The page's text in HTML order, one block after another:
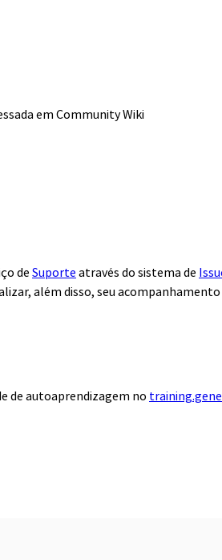
em Community Wiki
deSuporte através do sistema de
além disso, seu
de autoaprendizagem no